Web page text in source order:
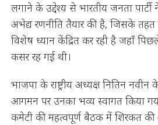
लगाने के उद्देश्य से भारतीय जनता
अभेद्य रणनीति तैयार की है, जिसके तहत
विशेष ध्यान केंद्रित कर रही है जहाँ
कसर रह गई थी।
भाजपा के राष्ट्रीय अध्यक्ष नितिन
आगमन पर उनका भव्य स्वागत किया
कमेटी की महत्वपूर्ण बैठक में शिरकत